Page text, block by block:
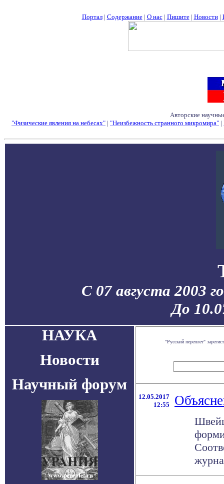
Портал| Содержание| О нас| Пишите| Новости|
Авторские
"Физические явления на небесах" | "Неизбежность странного микромира" |
С 07 августа 2003
До
НАУКА
Новости
Научный форум
"Русский переплет"
12.05.2017
12:55